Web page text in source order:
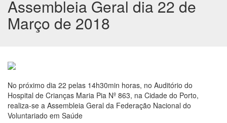
Assembleia Geral dia 22 de
Março de 2018
No próximo dia 22 pelas 14h30min horas, no Auditório do
Hospital de Crianças Maria Pia Nº 863, na Cidade do Porto,
realiza-se a Assembleia Geral da Federação Nacional do
Voluntariado em Saúde